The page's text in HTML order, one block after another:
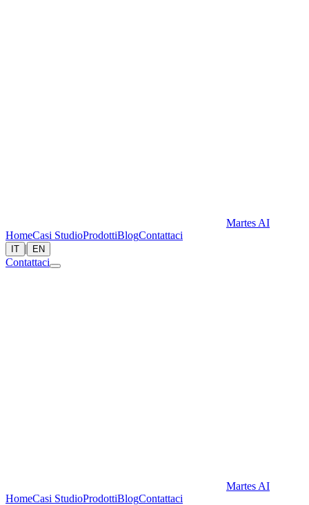
Martes AI
HomeCasi StudioProdottiBlogContattaci
IT | EN
Contattaci
Martes AI
HomeCasi StudioProdottiBlogContattaci